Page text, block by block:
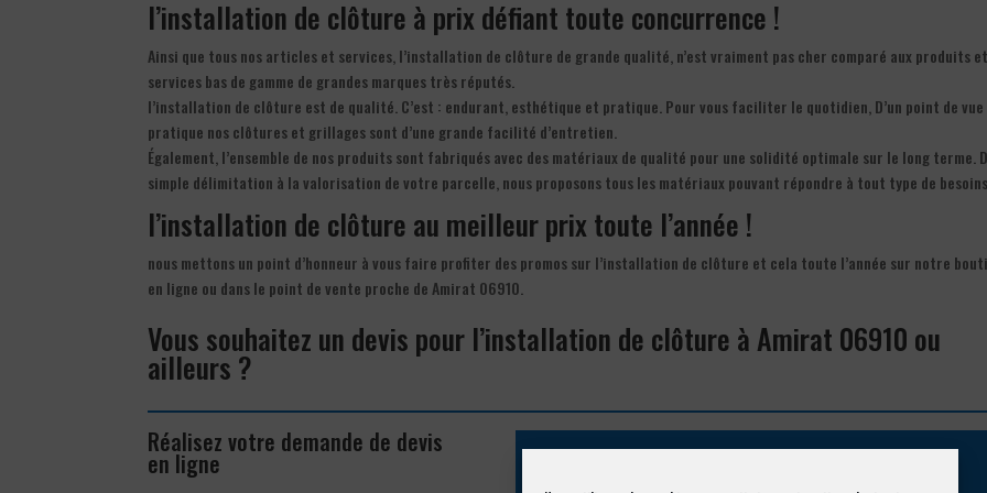
l’installation de clôture à prix défiant toute concurrence !
Ainsi que tous nos articles et services, l’installation de clôture de grande qualité, n’est vraiment pas cher comparé aux produits et
services bas de gamme de grandes marques très réputés.
l’installation de clôture est de qualité. C’est : endurant, esthétique et pratique. Pour vous faciliter le quotidien, D’un point de vue
pratique nos clôtures et grillages sont d’une grande facilité d’entretien.
Également, l’ensemble de nos produits sont fabriqués avec des matériaux de qualité pour une solidité optimale sur le long terme.
simple délimitation à la valorisation de votre parcelle, nous proposons tous les matériaux pouvant répondre à tout type de
l’installation de clôture au meilleur prix toute l’année !
nous mettons un point d’honneur à vous faire profiter des promos sur l’installation de clôture et cela toute l’année sur notre
en ligne ou dans le point de vente proche de Amirat 06910.
Vous souhaitez un devis pour l’installation de clôture à Amirat 06910 ou
ailleurs ?
Réalisez votre demande de devis
en ligne